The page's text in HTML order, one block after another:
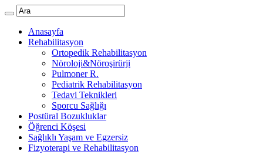
Anasayfa
Rehabilitasyon
Ortopedik Rehabilitasyon
Nöroloji&Nöroşirürji
Pulmoner R.
Pediatrik Rehabilitasyon
Tedavi Teknikleri
Sporcu Sağlığı
Postüral Bozukluklar
Öğrenci Köşesi
Sağlıklı Yaşam ve Egzersiz
Fizyoterapi ve Rehabilitasyon